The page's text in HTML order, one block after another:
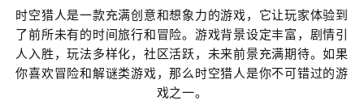
时空猎人是一款充满创意和想象力的游戏，它让玩家体验到
了前所未有的时间旅行和冒险。游戏背景设定丰富，剧情引
人入胜，玩法多样化，社区活跃，未来前景充满期待。如果
你喜欢冒险和解谜类游戏，那么时空猎人是你不可错过的游
戏之一。